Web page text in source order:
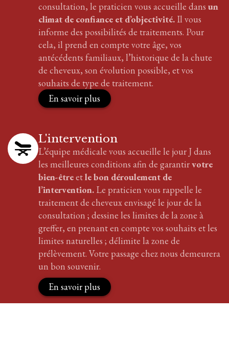
consultation, le praticien vous accueille dans un
climat de confiance et d’objectivité. Il vous
informe des possibilités de traitements. Pour
cela, il prend en compte votre âge, vos
antécédents familiaux, l’historique de la chute
de cheveux, son évolution possible, et vos
souhaits de type de traitement.
En savoir plus
L'intervention
L’équipe médicale vous accueille le jour J dans
les meilleures conditions afin de garantirvotre
bien-êtreetle bon déroulement de
l’intervention. Le praticien vous rappelle le
traitementde cheveuxenvisagé le jour de la
consultation ; dessine les limites de la zone à
greffer, en prenant en compte vos souhaits et les
limites naturelles ; délimite la zone de
prélèvement. Votre passage chez nous demeurera
un bon souvenir.
En savoir plus